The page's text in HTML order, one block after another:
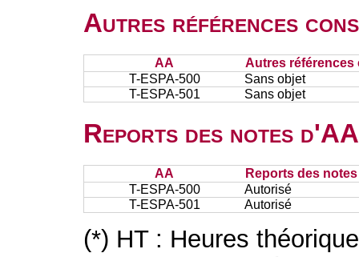
Autres références
AA
Autres références
T-ESPA-500
Sans objet
T-ESPA-501
Sans objet
Reports des notes
AA
Reports des
T-ESPA-500
Autorisé
T-ESPA-501
Autorisé
(*) HT : Heures